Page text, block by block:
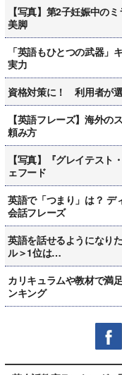
【写真】第2子妊娠中の
美脚
「英語もひとつの武器」
実力
資格対策に！ 利用者が
【英語フレーズ】海外の
頼み方
【写真】『グレイテスト
ェフード
英語で「つまり」は？ デ
会話フレーズ
英語を話せるようになり
ル＞1位は…
カリキュラムや教材で満
ンキング